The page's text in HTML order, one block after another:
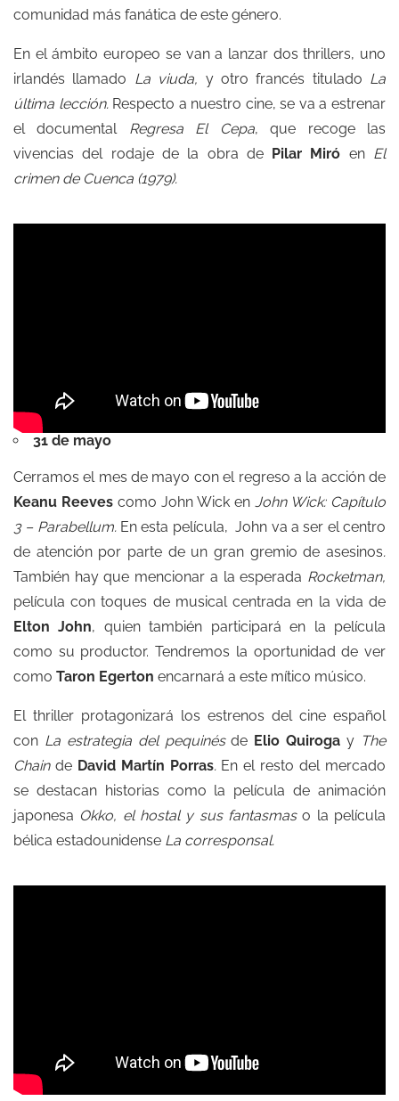
comunidad más fanática de este género.
En el ámbito europeo se van a lanzar dos thrillers, uno
irlandés llamado La viuda, y otro francés titulado La
última lección. Respecto a nuestro cine, se va a estrenar
el documental Regresa El Cepa, que recoge las
vivencias del rodaje de la obra de
Pilar Miró en El
crimen de Cuenca (1979).
31 de mayo
Cerramos el mes de mayo con el regreso a la acción de
Keanu Reeves como John Wick en John Wick: Capítulo
3 – Parabellum. En esta película, John va a ser el centro
de atención por parte de un gran gremio de asesinos.
También hay que mencionar a la esperada Rocketman,
película con toques de musical centrada en la vida de
Elton John, quien también participará en la película
como su productor. Tendremos la oportunidad de ver
como Taron Egerton encarnará a este mítico músico.
El thriller protagonizará los estrenos del cine español
con La estrategia del pequinésde Elio Quiroga y The
Chain de David Martín Porras. En el resto del mercado
se destacan historias como la película de animación
japonesa Okko, el hostal y sus fantasmaso la película
bélica estadounidense La corresponsal.